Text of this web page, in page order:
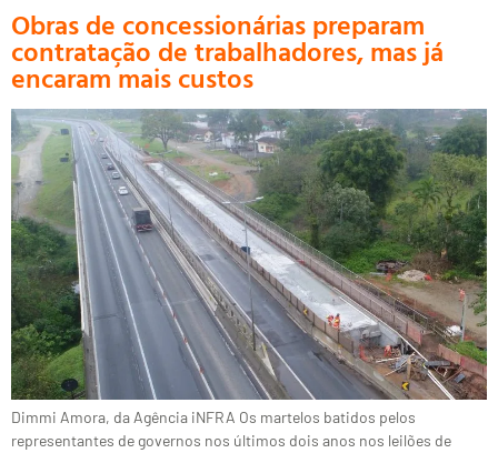
Obras de concessionárias preparam
contratação de trabalhadores, mas já
encaram mais custos
Dimmi Amora, da Agência iNFRA Os martelos batidos pelos
representantes de governos nos últimos dois anos nos leilões de